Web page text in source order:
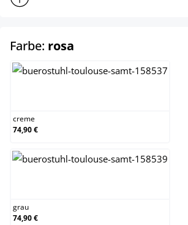
Farbe: rosa
creme
74,90 €
grau
74,90 €